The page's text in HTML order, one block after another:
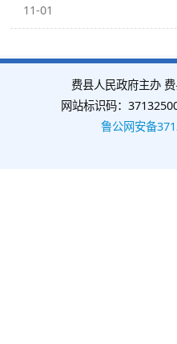
11-01
费县人民政府主办
网站标识码：
鲁公网安备